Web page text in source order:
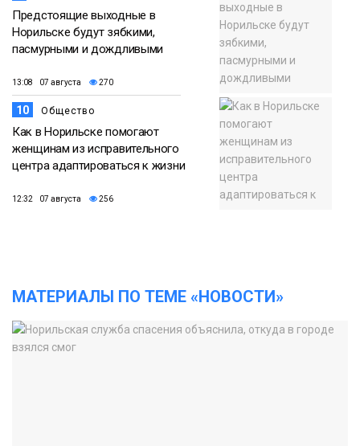
Предстоящие выходные в
Норильске будут зябкими,
пасмурными и дождливыми
13:08 07 августа 270
10 Общество
Как в Норильске помогают
женщинам из исправительного
центра адаптироваться к жизни
12:32 07 августа 256
МАТЕРИАЛЫ ПО ТЕМЕ «НОВОСТИ»